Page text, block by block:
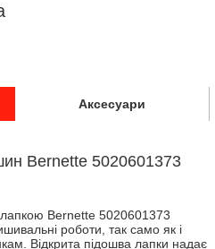
Аксесуари
Bernette 5020601373
Bernette 5020601373
роботи, так само як і
Відкрита підошва лапки надає